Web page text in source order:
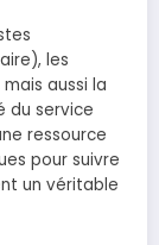
les
aussi la
du service
ressource
pour suivre
un véritable